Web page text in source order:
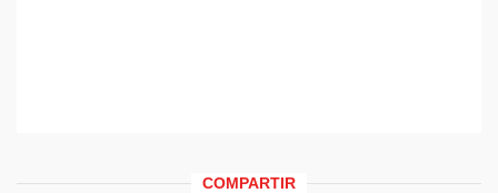
COMPARTIR